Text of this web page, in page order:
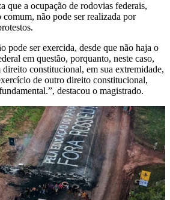
que a ocupação de rodovias federais,
comum, não pode ser realizada por
pode ser exercida, desde que não haja o
em questão, porquanto, neste caso,
constitucional, em sua extremidade,
de outro direito constitucional,
destacou o magistrado.